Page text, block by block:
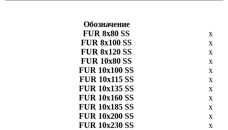
Обозначение
FUR 8х80 SS
х
FUR 8х100 SS
х
FUR 8х120 SS
х
FUR 10х80 SS
х
FUR 10х100 SS
х
FUR 10х115 SS
х
FUR 10х135 SS
х
FUR 10х160 SS
х
FUR 10х185 SS
х
FUR 10х200 SS
х
FUR 10х230 SS
х